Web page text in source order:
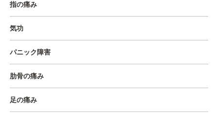
指の痛み
気功
パニック障害
肋骨の痛み
足の痛み